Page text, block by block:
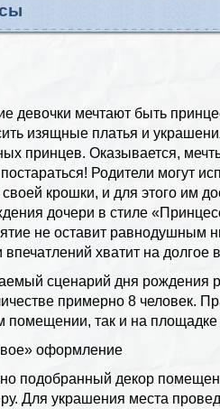
девочки мечтают быть
изящные платья и
принцев. Оказывается,
Родители могут
крошки, и для этого им
дочери в стиле
не оставит равнодушным
впечатлений хватит на долгое
сценарий дня рождения
примерно 8 человек.
помещении, так и на
оформление
подобранный декор
Для украшения места